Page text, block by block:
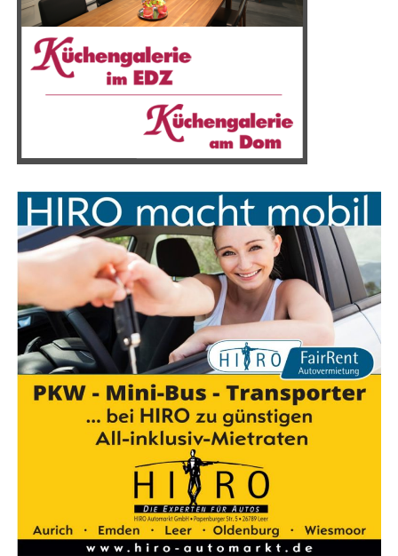
leiht dem Schiff zusätz­lich einen beson­de­ren Charakter.
Kris­ti­an Sten­sby, Vor­sit­zen­der und CEO der ORD,
erklärt: “Wir sind glück­lich, dass wir die Mög­lich­keit
haben, mit der MEYER WERFT zusam­men­zu­ar­bei­ten,
einem Unter­neh­men, das sei­nen Schiff­bau seit 226 Jah­
ren auf Kurs hält — das sind sie­ben Gene­ra­tio­nen — und
das welt­weit füh­rend im Bau inno­va­ti­ver und kom­ple­xer
Pas­sa­gier­schif­fe ist und einen her­vor­ra­gen­den Ruf für
außer­ge­wöhn­li­che Qua­li­tät, Prä­zi­si­on und pünkt­li­che
Lie­fe­run­gen genießt.“
Die M/Y Njord wur­de bis­her sehr gut auf­ge­nom­men und
ver­zeich­net eine hohe Nach­fra­ge nach Reservierungen.
„Das ist ein wei­te­rer, sehr wich­ti­ger Schritt für die
Stand­ort­si­che­rung in Papen­burg. Mit dem neu­en Auf­
trag erwei­tern wir unser Port­fo­lio an Schiffs­ty­pen und
kön­nen ein­mal mehr bewei­sen, dass wir füh­rend beim
Bau beson­ders umwelt­freund­li­cher Schif­fe sind. Zudem
kön­nen wir mit dem Auf­trag auch die bis­her schwie­ri­
gen Per­spek­ti­ven vor allem für die Jah­re 2024/2025 ver­
bes­sern. Die­ser Auf­trag ist drin­gend nötig, damit der
Aus­las­tungs­rück­gang in die­sen Jah­ren nicht sogar noch
grö­ßer als 40% sein wird. Für das Zukunfts­pro­gramm